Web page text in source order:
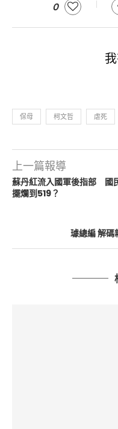
0
保母 柯文哲 虐死
上一篇報導
蘇丹紅流入國軍後指部 國
擺爛到519？
璩總編 解碼